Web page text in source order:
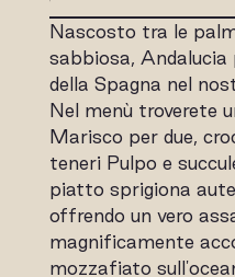
Nascosto tra le
sabbiosa,
della Spagna nel
Nel menù troverete
Marisco per due,
teneri Pulpo e
piatto sprigiona
offrendo un vero
magnificamente
mozzafiato